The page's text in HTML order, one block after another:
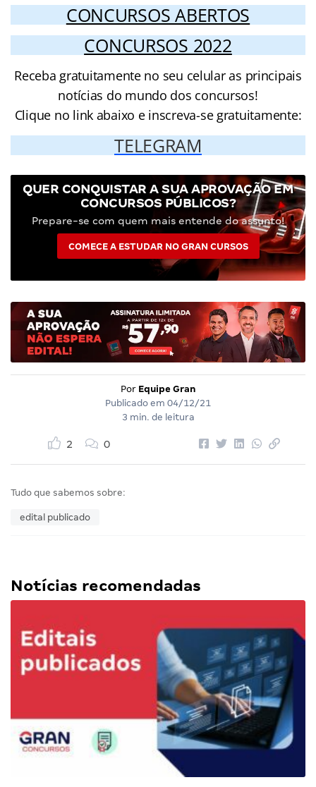
CONCURSOS ABERTOS
CONCURSOS 2022
Receba gratuitamente no seu celular as principais
notícias do mundo dos concursos!
Clique no link abaixo e inscreva-se gratuitamente:
TELEGRAM
QUER CONQUISTAR A SUA APROVAÇÃO EM
CONCURSOS PÚBLICOS?
Prepare-se com quem mais entende do assunto!
COMECE A ESTUDAR NO GRAN CURSOS
Por Equipe Gran
Publicado em 04/12/21
3 min. de leitura
2 0
Tudo que sabemos sobre:
edital publicado
Notícias recomendadas